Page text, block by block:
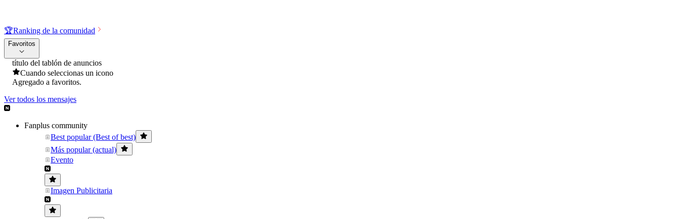
🏆Ranking de la comunidad
Favoritos
título del tablón de anuncios
Cuando seleccionas un icono
Agregado a favoritos.
Ver todos los mensajes
Fanplus community
Best popular (Best of best)
Más popular (actual)
Evento
Imagen Publicitaria